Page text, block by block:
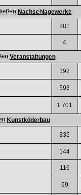
Nachschlagewerke
281
4
Veranstaltungen
192
593
1.701
Kunstköderbau
335
144
116
69